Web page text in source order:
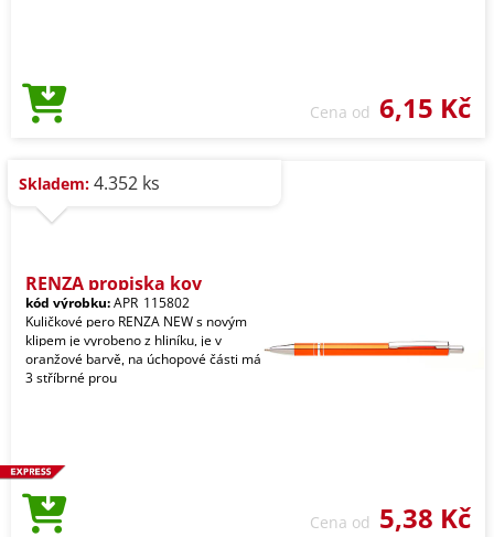
Cena od 6,15 Kč
Skladem: 4.352 ks
RENZA propiska kov
kód výrobku:APR_115802
Kuličkové pero RENZA NEW s novým
klipem je vyrobeno z hliníku, je v
oranžové barvě, na úchopové části má
3 stříbrné prou
Cena od 5,38 Kč